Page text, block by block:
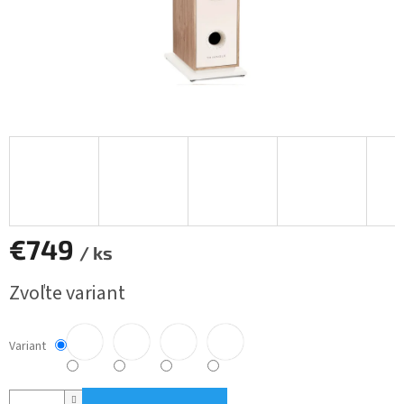
€749 / ks
cena:
Zvoľte variant
Variant